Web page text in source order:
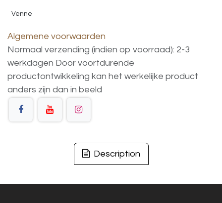
Venne
Algemene voorwaarden
Normaal verzending (indien op voorraad): 2-3
werkdagen Door voortdurende
productontwikkeling kan het werkelijke product
anders zijn dan in beeld
Description